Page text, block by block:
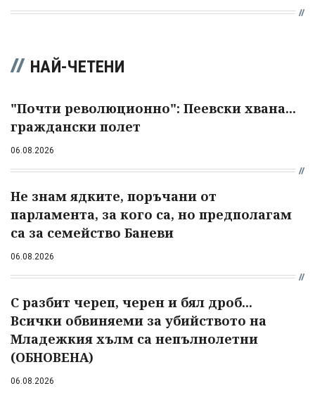
НАЙ-ЧЕТЕНИ
"Почти революционно": Пеевски хвана...
граждански полет
06.08.2026
Не знам ядките, поръчани от
парламента, за кого са, но предполагам
са за семейство Баневи
06.08.2026
С разбит череп, черен и бял дроб...
Всички обвиняеми за убийството на
Младежкия хълм са непълнолетни
(ОБНОВЕНА)
06.08.2026